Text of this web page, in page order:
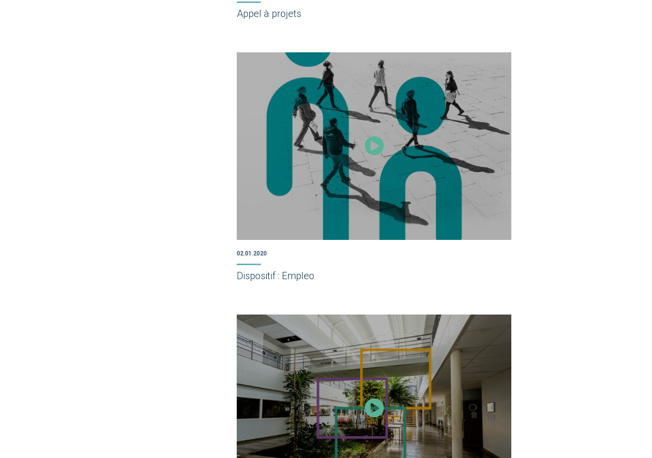
Appel à projets
02.01.2020
Dispositif : Empleo